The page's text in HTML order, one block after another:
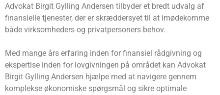
Advokat Birgit Gylling Andersen tilbyder et bredt udvalg af
finansielle tjenester, der er skræddersyet til at imødekomme
både virksomheders og privatpersoners behov.
Med mange års erfaring inden for finansiel rådgivning og
ekspertise inden for lovgivningen på området kan Advokat
Birgit Gylling Andersen hjælpe med at navigere gennem
komplekse økonomiske spørgsmål og sikre optimale